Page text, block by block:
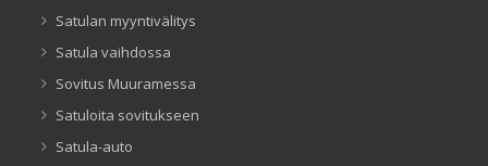
Satulan myyntivälitys
Satula vaihdossa
Sovitus Muuramessa
Satuloita sovitukseen
Satula-auto